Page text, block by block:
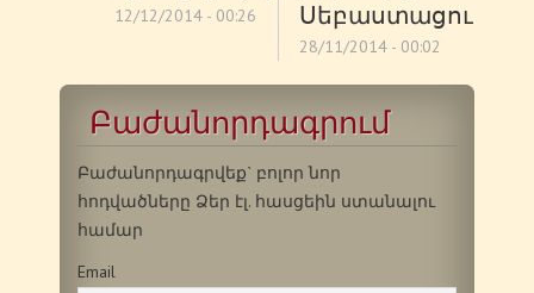
12/12/2014 - 00:26
Սեբաստացու
28/11/2014 - 00:02
Բաժանորդագրում
Բաժանորդագրվեք` բոլոր նոր
հոդվածները Ձեր էլ. հասցեին ստանալու
համար
Email